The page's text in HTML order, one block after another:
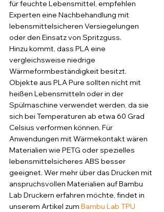
für feuchte Lebensmittel, empfehlen
Experten eine Nachbehandlung mit
lebensmittelsicheren Versiegelungen
oder den Einsatz von Spritzguss.
Hinzu kommt, dass PLA eine
vergleichsweise niedrige
Wärmeformbeständigkeit besitzt.
Objekte aus PLA Pure sollten nicht mit
heißen Lebensmitteln oder in der
Spülmaschine verwendet werden, da sie
sich bei Temperaturen ab etwa 60 Grad
Celsius verformen können. Für
Anwendungen mit Wärmekontakt wären
Materialien wie PETG oder spezielles
lebensmittelsicheres ABS besser
geeignet. Wer mehr über das Drucken mit
anspruchsvollen Materialien auf Bambu
Lab Druckern erfahren möchte, findet in
unserem Artikel zum Bambu Lab TPU